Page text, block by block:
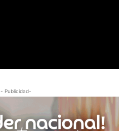
- Publicidad-